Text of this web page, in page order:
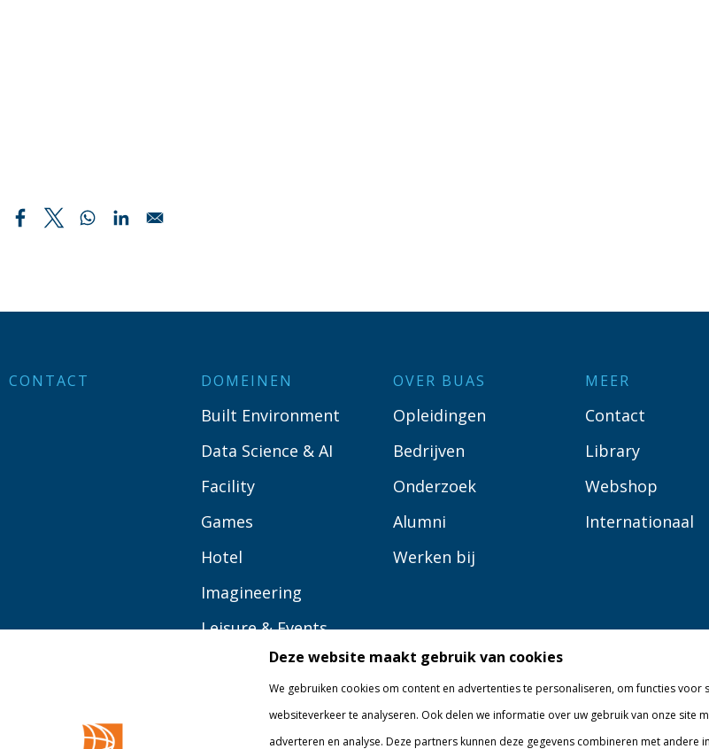
CONTACT DOMEINEN
Built Environment
Data Science & AI
Facility
Games
Hotel
Imagineering
Leisure & Events
OVER BUAS
Opleidingen
Bedrijven
Onderzoek
Alumni
Werken bij
MEER
Contact
Library
Webshop
Internationaal
Deze website maakt gebruik van cookies
We gebruiken cookies om content en advertenties te personaliseren, om functies voor
websiteverkeer te analyseren. Ook delen we informatie over uw gebruik van onze site
adverteren en analyse. Deze partners kunnen deze gegevens combineren met andere